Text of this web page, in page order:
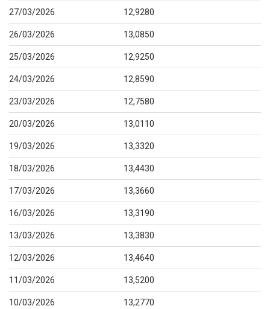
27/03/2026 12,9280
26/03/2026 13,0850
25/03/2026 12,9250
24/03/2026 12,8590
23/03/2026 12,7580
20/03/2026 13,0110
19/03/2026 13,3320
18/03/2026 13,4430
17/03/2026 13,3660
16/03/2026 13,3190
13/03/2026 13,3830
12/03/2026 13,4640
11/03/2026 13,5200
10/03/2026 13,2770